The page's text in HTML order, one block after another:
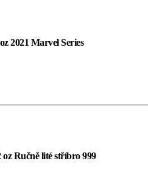
2021 Marvel Series
Ručně lité stříbro 999